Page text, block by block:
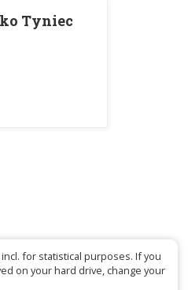
Tyniec
for statistical purposes. If you
on your hard drive, change your